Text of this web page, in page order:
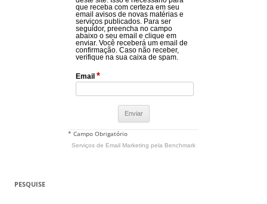
que receba com certeza em seu
email avisos de novas matérias e
serviços publicados. Para ser
seguidor, preencha no campo
abaixo o seu email e clique em
enviar. Você receberá um email de
confirmação. Caso não receber,
verifique na sua caixa de spam.
Email *
* Campo Obrigatório
Serviços de Email Marketing pela Benchmark
PESQUISE